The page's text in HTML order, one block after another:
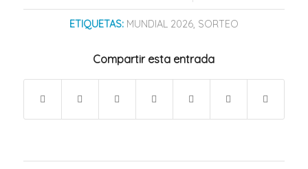
ETIQUETAS: MUNDIAL 2026, SORTEO
Compartir esta entrada